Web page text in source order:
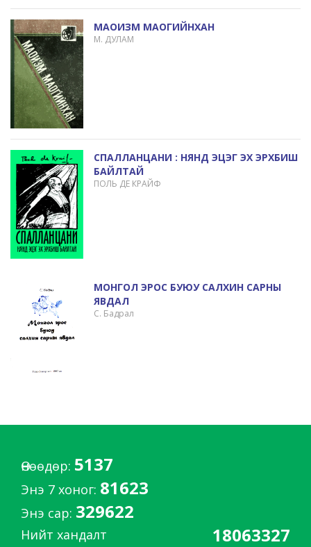
МАОИЗМ МАОГИЙНХАН
М. ДУЛАМ
СПАЛЛАНЦАНИ : НЯНД ЭЦЭГ ЭХ ЭРХБИШ
БАЙЛТАЙ
ПОЛЬ ДЕ КРАЙФ
МОНГОЛ ЭРОС БУЮУ САЛХИН САРНЫ
ЯВДАЛ
С. Бадрал
Өнөөдөр: 5137
Энэ 7 хоног: 81623
Энэ сар: 329622
Нийт хандалт 18063327